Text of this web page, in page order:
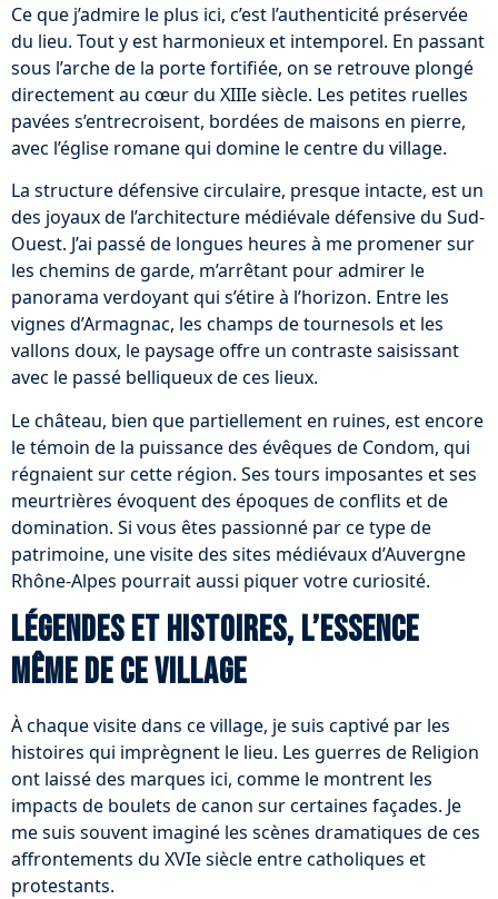
Ce que j’admire le plus ici, c’est l’authenticité préservée
du lieu. Tout y est harmonieux et intemporel. En passant
sous l’arche de la porte fortifiée, on se retrouve plongé
directement au cœur du XIIIe siècle. Les petites ruelles
pavées s’entrecroisent, bordées de maisons en pierre,
avec l’église romane qui domine le centre du village.
La structure défensive circulaire, presque intacte, est un
des joyaux de l’architecture médiévale défensive du Sud-
Ouest. J’ai passé de longues heures à me promener sur
les chemins de garde, m’arrêtant pour admirer le
panorama verdoyant qui s’étire à l’horizon. Entre les
vignes d’Armagnac, les champs de tournesols et les
vallons doux, le paysage offre un contraste saisissant
avec le passé belliqueux de ces lieux.
Le château, bien que partiellement en ruines, est encore
le témoin de la puissance des évêques de Condom, qui
régnaient sur cette région. Ses tours imposantes et ses
meurtrières évoquent des époques de conflits et de
domination. Si vous êtes passionné par ce type de
patrimoine, une visite des sites médiévaux d’Auvergne
Rhône-Alpes pourrait aussi piquer votre curiosité.
Légendes et histoires, l’essence
même de ce village
À chaque visite dans ce village, je suis captivé par les
histoires qui imprègnent le lieu. Les guerres de Religion
ont laissé des marques ici, comme le montrent les
impacts de boulets de canon sur certaines façades. Je
me suis souvent imaginé les scènes dramatiques de ces
affrontements du XVIe siècle entre catholiques et
protestants.